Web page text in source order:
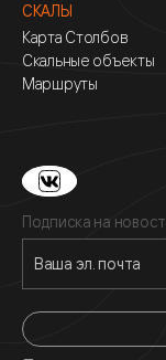
СКАЛЫ
Карта Столбов
Скальные объекты
Маршруты
Подписка на